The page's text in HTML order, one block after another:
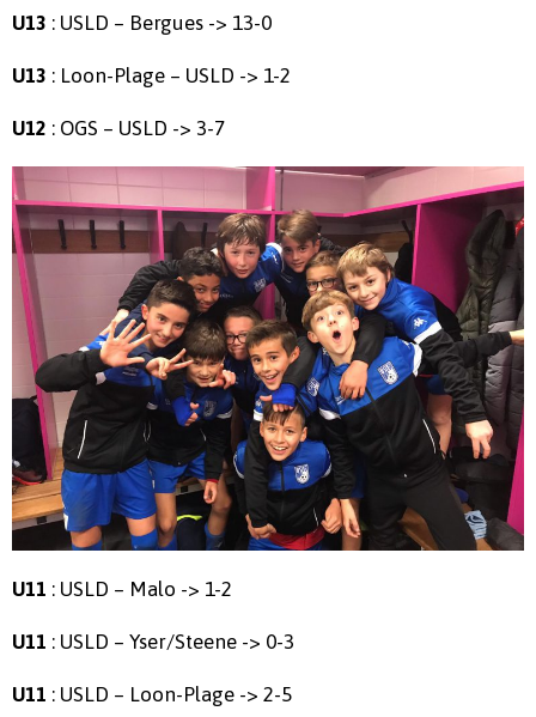
U13 : USLD – Bergues -> 13-0
U13 : Loon-Plage – USLD -> 1-2
U12 : OGS – USLD -> 3-7
U11 : USLD – Malo -> 1-2
U11 : USLD – Yser/Steene -> 0-3
U11 : USLD – Loon-Plage -> 2-5